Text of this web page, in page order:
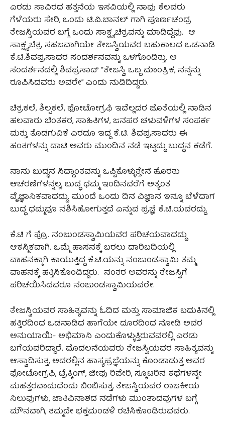
ಎರಡು ಸಾವಿರದ ಹತ್ತನೆಯ ಇಸವಿಯಲ್ಲಿ ನಾವು ಕೆಲವರು
ಗೆಳೆಯರು ಸೇರಿ, ಒಂದು ಟಿ.ವಿ.ಚಾನಲ್ ಗಾಗಿ ಪೂರ್ಣಚಂದ್ರ
ತೇಜಸ್ವಿಯವರ ಬಗ್ಗೆ ಒಂದು ಸಾಕ್ಷ್ಯಚಿತ್ರವನ್ನು ಮಾಡಿದ್ದೆವು. ಆ
ಸಾಕ್ಷ್ಯಚಿತ್ರ ಸಹಜವಾಗಿಯೇ ತೇಜಸ್ವಿಯವರ ಬಹುಕಾಲದ ಒಡನಾಡಿ
ಕೆ.ಟಿ.ಶಿವಪ್ರಸಾದರ ಸಂದರ್ಶನವನ್ನು ಒಳಗೊಂಡಿತ್ತು. ಆ
ಸಂದರ್ಶನದಲ್ಲಿ ಶಿವಪ್ರಸಾದ್ “ತೇಜಸ್ವಿ ಒಬ್ಬ ಮಾಂತ್ರಿಕ, ನನ್ನನ್ನು
ರೂಪಿಸಿದವರು ಅವರೇ” ಎಂದು ನುಡಿದಿದ್ದರು.
ಚಿತ್ರಕಲೆ, ಶಿಲ್ಪಕಲೆ, ಫೋಟೋಗ್ರಫಿ ಇವೆಲ್ಲದರ ಜೊತೆಯಲ್ಲಿ ನಾಡಿನ
ಹಲವಾರು ಚಿಂತಕರ, ಸಾಹಿತಿಗಳ, ಜನಪರ ಚಳುವಳಿಗಳ ಸಂಪರ್ಕ
ಮತ್ತು ತೊಡಗುವಿಕೆ ಎರಡೂ ಇದ್ದ ಕೆ.ಟಿ. ಶಿವಪ್ರಸಾದರು ಈ
ಹಂತಗಳನ್ನು ದಾಟಿ ಅವರು ಮುಂದಿನ ನಡೆ ಇಟ್ಟದ್ದು ಬುದ್ಧನ ಕಡೆಗೆ.
ನಾನು ಬುದ್ಧನ ಸಿದ್ಧಾಂತವನ್ನು ಒಪ್ಪಿಕೊಳ್ಳುತ್ತೇನೆ ಹೊರತು
ಆಚರಣೆಗಳನ್ನಲ್ಲ, ಬುದ್ಧ ಧಮ್ಮ ಇಂದಿನವರೆಗೆ ಅತ್ಯಂತ
ವೈಜ್ಞಾನಿಕವಾದದ್ದು. ಮುಂದೆ ಒಂದು ದಿನ ವಿಜ್ಞಾನ ಇನ್ನೂ ಬೆಳೆದಾಗ
ಬುದ್ಧ ಧಮ್ಮವೂ ನಶಿಸಿಹೋಗುತ್ತದೆ ಎನ್ನುವ ಪ್ರಜ್ಞೆ ಕೆ.ಟಿ.ಯವರದ್ದು.
ಕೆ.ಟಿ ಗೆ ಪ್ರೊ. ನಂಜುಂಡಸ್ವಾಮಿಯವರ ಪರಿಚಯವಾದದ್ದು
ಆಕಸ್ಮಿಕವಾಗಿ. ಒಮ್ಮೆ ಹಾಸನಕ್ಕೆ ಬರಲು ದಾರಿಬದಿಯಲ್ಲಿ
ವಾಹನಕ್ಕಾಗಿ ಕಾಯುತ್ತಿದ್ದ ಕೆ.ಟಿ.ಯನ್ನು ನಂಜುಂಡಸ್ವಾಮಿ ತಮ್ಮ
ವಾಹನಕ್ಕೆ ಹತ್ತಿಸಿಕೊಂಡಿದ್ದರು. ನಂತರ ಅವರನ್ನು ತೇಜಸ್ವಿಗೆ
ಪರಿಚಯಿಸಿದವರೂ ನಂಜುಂಡಸ್ವಾಮಿಯವರೇ.
ತೇಜಸ್ವಿಯವರ ಸಾಹಿತ್ಯವನ್ನು ಓದಿದ ಮತ್ತು ಸಾಮಾಜಿಕ ಬದುಕಿನಲ್ಲಿ
ಹತ್ತಿರದಿಂದ ಒಡನಾಡಿದ ಹಾಗೆಯೇ ದೂರದಿಂದ ನೋಡಿ ಅವರ
ಅನುಯಾಯಿ- ಅಭಿಮಾನಿ ಎಂದುಕೊಳ್ಳುತ್ತಿರುವವರಲ್ಲಿ ಎರಡು
ಬಗೆಯವರಿದ್ದಾರೆ. ಮೊದಲನೆಯವರು ತೇಜಸ್ವಿಯವರ ಸಾಹಿತ್ಯವನ್ನು
ಆಸ್ವಾದಿಸುತ್ತ, ಅದರಲ್ಲಿನ ಹಾಸ್ಯಪ್ರಜ್ಞೆಯನ್ನು ಕೊಂಡಾಡುತ್ತ ಅವರ
ಫೋಟೋಗ್ರಫಿ, ಟ್ರೆಕ್ಕಿಂಗ್, ಜೀಪು ರಿಪೇರಿ, ಸ್ಕೂಟರಿನ ಕಥೆಗಳನ್ನೇ
ಮಹತ್ತರವಾದುದೆಂದು ಬಿಂಬಿಸುತ್ತ, ತೇಜಸ್ವಿಯವರ ರಾಜಕೀಯ
ನಿಲುವುಗಳು, ಜಾತಿವಿನಾಶದ ನಡೆಗಳು ಮುಂತಾದವುಗಳ ಬಗ್ಗೆ
ಮೌನವಾಗಿ, ತಮ್ಮದೇ ಭಕ್ತಮಂಡಳಿ ರಚಿಸಿಕೊಂಡಿರುವವರು.